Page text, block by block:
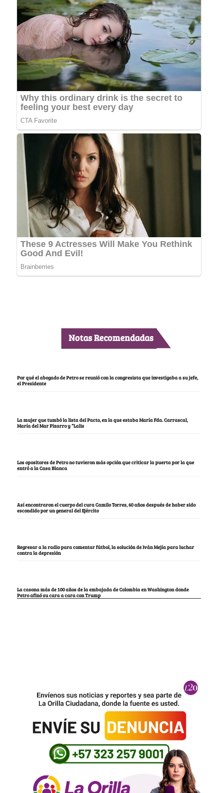
Notas Recomendadas
Por qué el abogado de Petro se reunió con la congresista que investigaba a su jefe,
el Presidente
La mujer que tumbó la lista del Pacto, en la que estaba María Fda. Carrascal,
María del Mar Pizarro y “Lalis
Los opositores de Petro no tuvieron más opción que criticar la puerta por la que
entró a la Casa Blanca
Así encontraron el cuerpo del cura Camilo Torres, 60 años después de haber sido
escondido por un general del Ejército
Regresar a la radio para comentar fútbol, la solución de Iván Mejía para luchar
contra la depresión
La casona más de 100 años de la embajada de Colombia en Washington donde
Petro afinó su cara a cara con Trump